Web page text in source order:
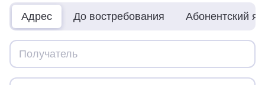
Адрес До востребования Абонентский